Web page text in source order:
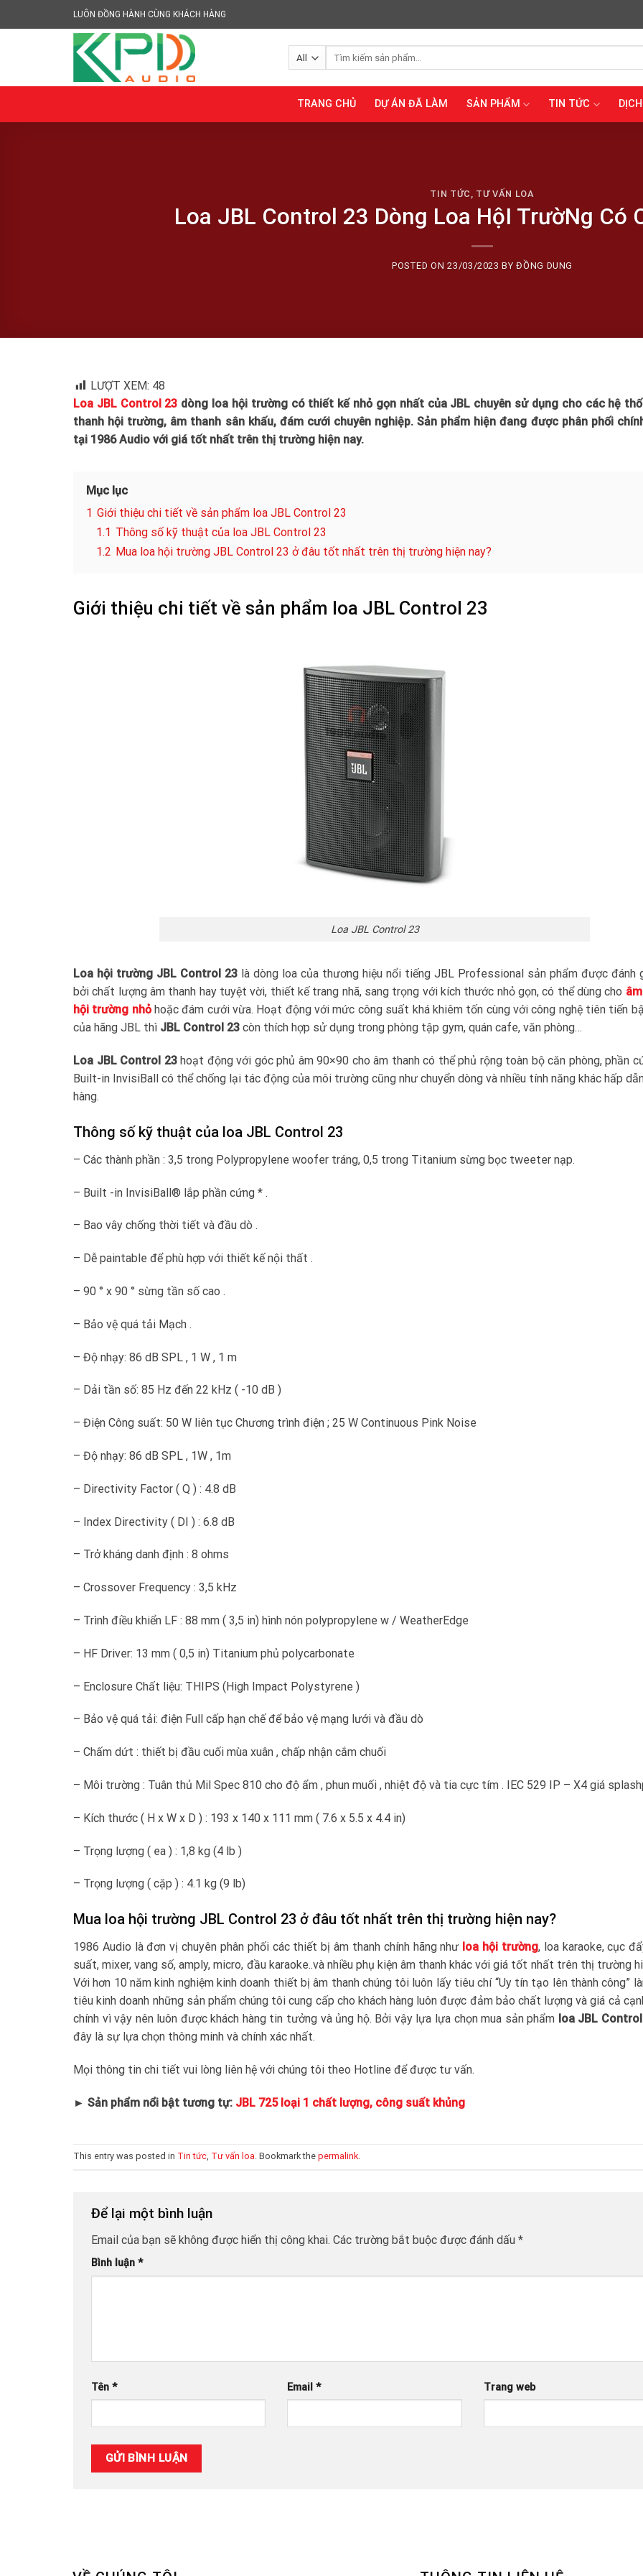
to
LUÔN ĐỒNG HÀNH CÙNG KHÁCH HÀNG
TRANG CHỦ DỰ ÁN ĐÃ LÀM SẢN PHẨM TIN TỨC
TIN TỨC TƯ VẤN LOA
Loa JBL Control 23 Dòng Loa HộI TrườNg Có
POSTED ON23/03/2023 BYĐỒNG DUNG
LƯỢT XEM: 48
Loa JBL Control 23 dòng loa hội trường có thiết kế nhỏ gọn nhất của JBL chuyên sử dụng cho các hệ
thanh hội trường, âm thanh sân khấu, đám cưới chuyên nghiệp. Sản phẩm hiện đang được phân phối
tại 1986 Audio với giá tốt nhất trên thị trường hiện nay.
Mục lục
1 Giới thiệu chi tiết về sản phẩm loa JBL Control 23
1.1 Thông số kỹ thuật của loa JBL Control 23
1.2 Mua loa hội trường JBL Control 23 ở đâu tốt nhất trên thị trường hiện nay?
Giới thiệu chi tiết về sản phẩm loa JBL Control 23
Loa JBL Control 23
Loa hội trường JBL Control 23 là dòng loa của thương hiệu nổi tiếng JBL Professional sản phẩm được đánh
bởi chất lượng âm thanh hay tuyệt vời, thiết kế trang nhã, sang trọng với kích thước nhỏ gọn, có thể dùng cho
hội trường nhỏhoặc đám cưới vừa. Hoạt động với mức công suất khá khiêm tốn cùng với công nghệ tiên tiến
của hãng JBL thì JBL Control 23 còn thích hợp sử dụng trong phòng tập gym, quán cafe, văn phòng…
Loa JBL Control 23hoạt động với góc phủ âm 90×90 cho âm thanh có thể phủ rộng toàn bộ căn phòng, phần
Built-in InvisiBall có thể chống lại tác động của môi trường cũng như chuyển dòng và nhiều tính năng khác hấp
hàng.
Thông số kỹ thuật của loa JBL Control 23
– Các thành phần : 3,5 trong Polypropylene woofer tráng, 0,5 trong Titanium sừng bọc tweeter nạp.
– Built -in InvisiBall® lắp phần cứng * .
– Bao vây chống thời tiết và đầu dò .
– Dễ paintable để phù hợp với thiết kế nội thất .
– 90 ° x 90 ° sừng tần số cao .
– Bảo vệ quá tải Mạch .
– Độ nhạy: 86 dB SPL , 1 W , 1 m
– Dải tần số: 85 Hz đến 22 kHz ( -10 dB )
– Điện Công suất: 50 W liên tục Chương trình điện ; 25 W Continuous Pink Noise
– Độ nhạy: 86 dB SPL , 1W , 1m
– Directivity Factor ( Q ) : 4.8 dB
– Index Directivity ( DI ) : 6.8 dB
– Trở kháng danh định : 8 ohms
– Crossover Frequency : 3,5 kHz
– Trình điều khiển LF : 88 mm ( 3,5 in) hình nón polypropylene w / WeatherEdge
– HF Driver: 13 mm ( 0,5 in) Titanium phủ polycarbonate
– Enclosure Chất liệu: THIPS (High Impact Polystyrene )
– Bảo vệ quá tải: điện Full cấp hạn chế để bảo vệ mạng lưới và đầu dò
– Chấm dứt : thiết bị đầu cuối mùa xuân , chấp nhận cắm chuối
– Môi trường : Tuân thủ Mil Spec 810 cho độ ẩm , phun muối , nhiệt độ và tia cực tím . IEC 529 IP – X4 giá
– Kích thước ( H x W x D ) : 193 x 140 x 111 mm ( 7.6 x 5.5 x 4.4 in)
– Trọng lượng ( ea ) : 1,8 kg (4 lb )
– Trọng lượng ( cặp ) : 4.1 kg (9 lb)
Mua loa hội trường JBL Control 23 ở đâu tốt nhất trên thị trường hiện nay?
1986 Audio là đơn vị chuyên phân phối các thiết bị âm thanh chính hãng như loa hội trường, loa karaoke, cục
suất, mixer, vang số, amply, micro, đầu karaoke..và nhiều phụ kiện âm thanh khác với giá tốt nhất trên thị trường
Với hơn 10 năm kinh nghiệm kinh doanh thiết bị âm thanh chúng tôi luôn lấy tiêu chí “Uy tín tạo lên thành công”
tiêu kinh doanh những sản phẩm chúng tôi cung cấp cho khách hàng luôn được đảm bảo chất lượng và giá cả
chính vì vậy nên luôn được khách hàng tin tưởng và ủng hộ. Bởi vậy lựa lựa chọn mua sản phẩm loa JBL
đây là sự lựa chọn thông minh và chính xác nhất.
Mọi thông tin chi tiết vui lòng liên hệ với chúng tôi theo Hotline để được tư vấn.
► Sản phẩm nổi bật tương tự: JBL 725 loại 1 chất lượng, công suất khủng
This entry was posted in Tin tức, Tư vấn loa. Bookmark the permalink.
Để lại một bình luận
Email của bạn sẽ không được hiển thị công khai. Các trường bắt buộc được đánh dấu *
Bình luận *
Tên * Email* Trang web